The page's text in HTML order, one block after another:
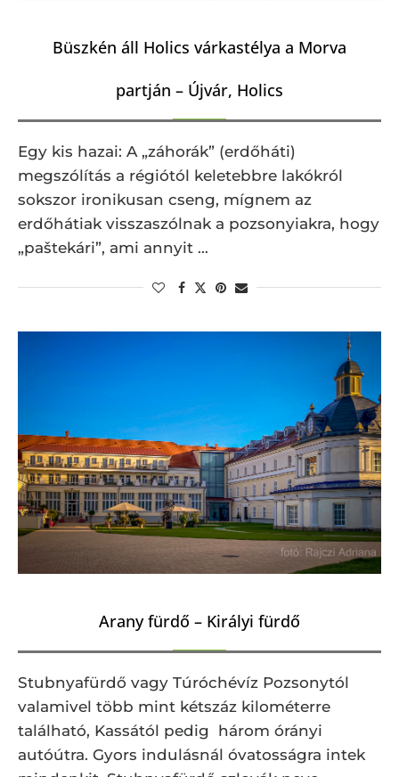
Büszkén áll Holics várkastélya a Morva
partján – Újvár, Holics
Egy kis hazai: A „záhorák” (erdőháti)
megszólítás a régiótól keletebbre lakókról
sokszor ironikusan cseng, mígnem az
erdőhátiak visszaszólnak a pozsonyiakra, hogy
„paštekári”, ami annyit …
Arany fürdő – Királyi fürdő
Stubnyafürdő vagy Túróchévíz Pozsonytól
valamivel több mint kétszáz kilométerre
található, Kassától pedig három órányi
autóútra. Gyors indulásnál óvatosságra intek